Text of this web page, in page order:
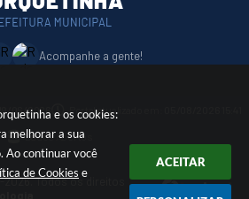
e os cookies:
melhorar a sua
Ao continuar você
de Cookies e
ACEITAR
Acompanhe a gente!
06/2026 Portal atualizado em:
Dados Abertos
Todos os direitos